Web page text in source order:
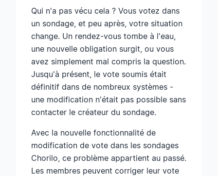
Qui n'a pas vécu cela ? Vous votez dans
un sondage, et peu après, votre situation
change. Un rendez-vous tombe à l'eau,
une nouvelle obligation surgit, ou vous
avez simplement mal compris la question.
Jusqu'à présent, le vote soumis était
définitif dans de nombreux systèmes -
une modification n'était pas possible sans
contacter le créateur du sondage.
Avec la nouvelle fonctionnalité de
modification de vote dans les sondages
Chorilo, ce problème appartient au passé.
Les membres peuvent corriger leur vote